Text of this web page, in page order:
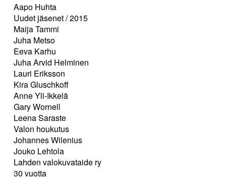
Aapo Huhta
Uudet jäsenet / 2015
Maija Tammi
Juha Metso
Eeva Karhu
Juha Arvid Helminen
Lauri Eriksson
Kira Gluschkoff
Anne Yli-Ikkelä
Gary Wornell
Leena Saraste
Valon houkutus
Johannes Wilenius
Jouko Lehtola
Lahden valokuvataide ry
30 vuotta